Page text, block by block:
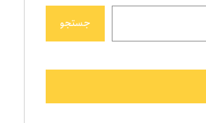
جستجو